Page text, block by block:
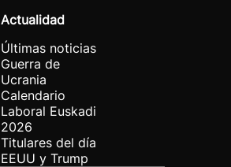
Actualidad
Últimas noticias
Guerra de
Ucrania
Calendario
Laboral Euskadi
2026
Titulares del día
EEUU y Trump